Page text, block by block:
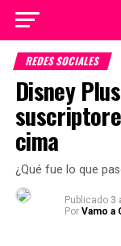
REDES SOCIALES
Disney
cima
¿Qué fue lo que
Publicado 3
Por Vamo a